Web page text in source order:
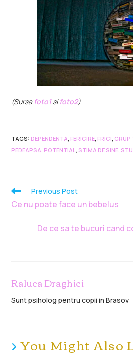
(Sursa foto1sifoto2)
TAGS: DEPENDENTA FERICIRE FRICI GRUP
PEDEAPSA POTENTIAL STIMA DE SINE
Previous Post
Ce nu poate face un bebelus
De ce sa te bucuri cand
Raluca Draghici
Sunt psiholog pentru copii in Brasov
You Might Also